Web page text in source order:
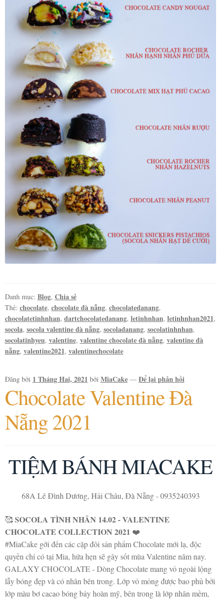
Danh mục: Blog, Chia sẻ
Thẻ: chocolate, chocolate đà nẵng, chocolatedanang,
chocolatetinhnhan, dartchocolatedanang, letinhnhan, letinhnhan2021,
socola, socola valentine đà nẵng, socoladanang, socolatinhnhan,
socolatinhyeu, valentine, valentine chocolate đà nẵng, valentine đà
nẵng, valentine2021, valentinechocolate
Đăng bởi 1 Tháng Hai, 2021 bởi MiaCake — Để lại phản hồi
Chocolate Valentine Đà
Nẵng 2021
TIỆM BÁNH MIACAKE
68A Lê Đình Dương, Hải Châu, Đà Nẵng - 0935240393
🥰SOCOLA TÌNH NHÂN 14.02 - VALENTINE
CHOCOLATE COLLECTION 2021 ❤️
#MiaCake gởi đến các cặp đôi sản phẩm Chocolate mới lạ, độc
quyền chỉ có tại Mia, hứa hẹn sẽ gây sốt mùa Valentine năm nay.
GALAXY CHOCOLATE - Dòng Chocolate mang vỏ ngoài lộng
lẫy bóng đẹp và có nhân bên trong. Lớp vỏ mỏng được bao phủ bởi
lớp màu bơ cacao bóng bảy hoàn mỹ, bên trong là lớp nhân mềm,